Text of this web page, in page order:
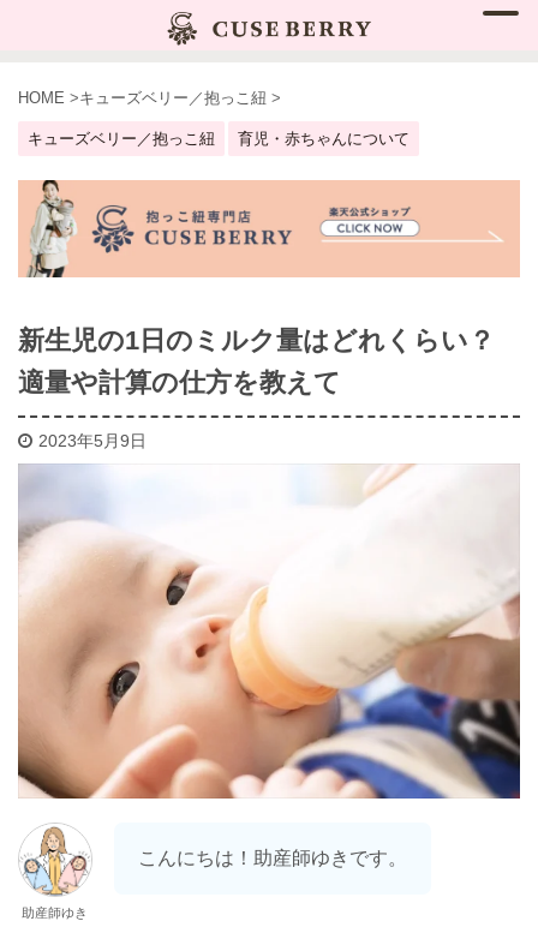
HOME >キューズベリー／抱っこ紐 >
キューズベリー／抱っこ紐 育児・赤ちゃんについて
新生児の1日のミルク量はどれくらい？
適量や計算の仕方を教えて
2023年5月9日
助産師ゆき
こんにちは！助産師ゆきです。